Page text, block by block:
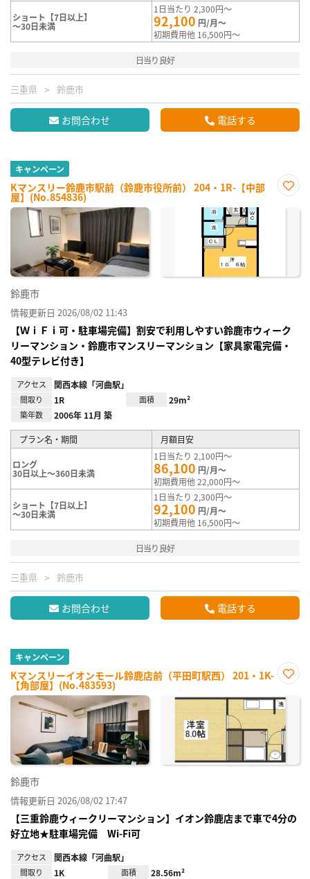
ショート【7日以上】
～30日未満
1日当たり 2,300円～
92,100 円/月～
初期費用他 16,500円～
日当り良好
三重県 鈴鹿市
お問合わせ 電話する
キャンペーン
Kマンスリー鈴鹿市駅前（鈴鹿市役所前） 204・1R-【中部
屋】(No.854836)
に入
鈴鹿市
情報更新日 2026/08/02 11:43
【ＷｉＦｉ可・駐車場完備】割安で利用しやすい鈴鹿市ウィーク
リーマンション・鈴鹿市マンスリーマンション【家具家電完備・
40型テレビ付き】
アクセス 関西本線「河曲駅」
間取り 1R 面積 29m²
築年数 2006年 11月 築
プラン名・期間 月額目安
ロング
30日以上～360日未満
1日当たり 2,100円～
86,100 円/月～
初期費用他 22,000円～
ショート【7日以上】
～30日未満
1日当たり 2,300円～
92,100 円/月～
初期費用他 16,500円～
日当り良好
三重県 鈴鹿市
お問合わせ 電話する
キャンペーン
Kマンスリーイオンモール鈴鹿店前（平田町駅西） 201・1K-
【角部屋】(No.483593)
に入
り登
鈴鹿市
情報更新日 2026/08/02 17:47
【三重鈴鹿ウィークリーマンション】イオン鈴鹿店まで車で4分の
好立地★駐車場完備 Wi-Fi可
アクセス 関西本線「河曲駅」
間取り 1K 面積 28.56m²